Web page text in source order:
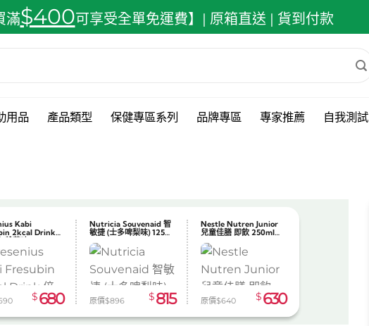
滿$400可享受全單免運費】| 原箱直送 | 貨到付款
用品 產品類型 保健專區系列 品牌專區 專家推薦 自我測試
Bottle 餵
600ml
$65
Nutricia Souvenaid 智
敏捷 (士多啤梨味) 125ml
x24
原價$896 $815
Nestle Nutren Junior
兒童佳膳 即飲 250ml
x24
原價$640 $ 630
會員儲分計劃HK$1 =1,000 分訂單轉為處理中後自動入分